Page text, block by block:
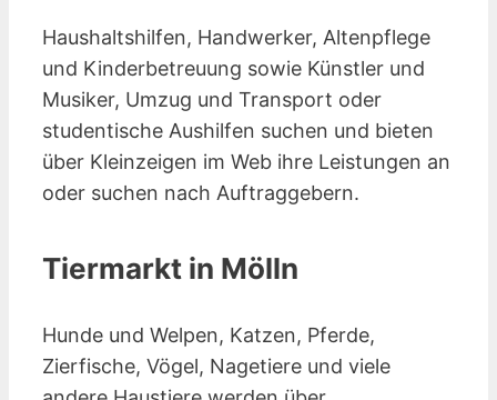
Haushaltshilfen, Handwerker, Altenpflege
und Kinderbetreuung sowie Künstler und
Musiker, Umzug und Transport oder
studentische Aushilfen suchen und bieten
über Kleinzeigen im Web ihre Leistungen an
oder suchen nach Auftraggebern.
Tiermarkt in Mölln
Hunde und Welpen, Katzen, Pferde,
Zierfische, Vögel, Nagetiere und viele